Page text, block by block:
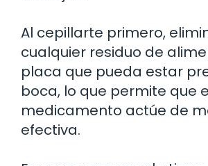
Al cepillarte primero,
cualquier residuo de
placa que pueda estar
boca, lo que permite que
medicamento actúe de
efectiva.